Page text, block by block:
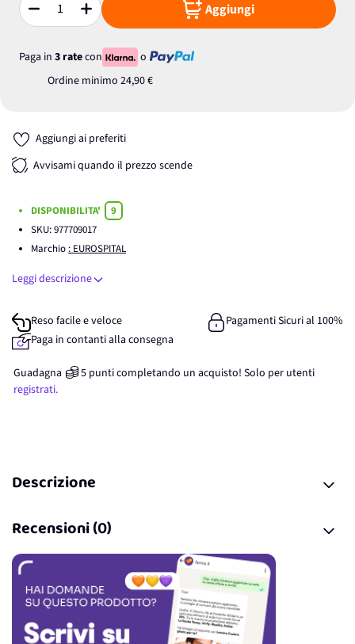
Quantità Aggiungi
Paga in 3 ratecon
o
Ordine minimo 24,90 €
Aggiungi ai preferiti
Avvisami quando il prezzo scende
DISPONIBILITA'
9
SKU:977709017
Marchio : EUROSPITAL
Leggi descrizione
Reso facile e veloce
Pagamenti Sicuri al 100%
Paga in contanti alla consegna
Guadagna 5 punticompletando un acquisto! Solo per utenti
registrati.
Descrizione
Recensioni (0)